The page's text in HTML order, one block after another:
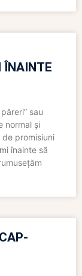
ÎNAINTE
sau
normal și
promisiuni
înainte să